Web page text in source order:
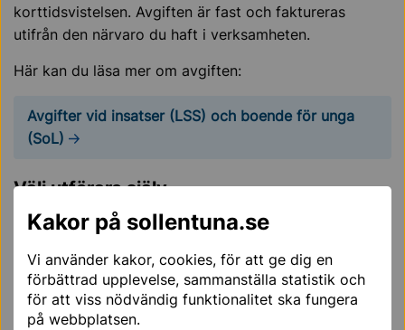
Kakor på sollentuna.se
Vi använder kakor, cookies, för att ge dig en
förbättrad upplevelse, sammanställa statistik och
för att viss nödvändig funktionalitet ska fungera
på webbplatsen.
korttidsvistelsen. Avgiften är fast och faktureras
utifrån den närvaro du haft i verksamheten.
Här kan du läsa mer om avgiften:
Avgifter vid insatser (LSS) och boende för unga
(SoL)
Välj utförare själv
Korttidsvistelse ingår i kommunens valfrihetssystem.
Det betyder att du som har fått insatsen själv väljer
vilken utförare som ska ansvara för ditt stöd.
Här hittar du valbara utförare